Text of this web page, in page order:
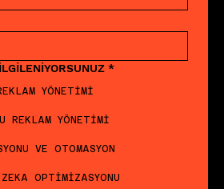
*
YÖNETİMİ
REKLAM YÖNETİMİ
VE OTOMASYON
OPTİMİZASYONU